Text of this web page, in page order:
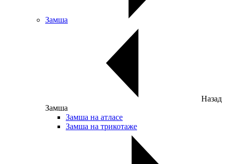
Замша
Назад
Замша
Замша на атласе
Замша на трикотаже